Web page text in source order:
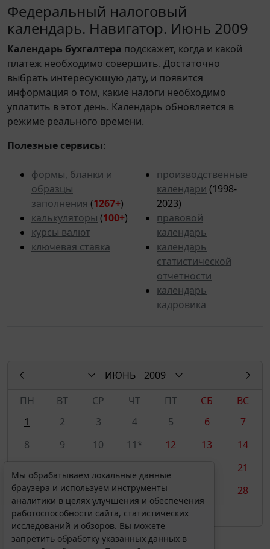
Федеральный налоговый
календарь. Навигатор. Июнь 2009
Календарь бухгалтера подскажет, когда и какой
платеж необходимо совершить. Достаточно
выбрать интересующую дату, и появится
информация о том, какие налоги необходимо
уплатить в этот день. Календарь обновляется в
режиме реального времени.
Полезные сервисы:
формы, бланки и
образцы
заполнения (1267+)
калькуляторы (100+)
курсы валют
ключевая ставка
производственные
календари (1998-
2023)
правовой
календарь
календарь
статистической
отчетности
календарь
кадровика
ИЮНЬ
2009
ПН
ВТ СР ЧТ ПТ СБ
ВС
1
2 3 4 5 6
7
8
9 10 11* 12 13
14
21
22
23 24 25 26
28
29
30
Мы обрабатываем локальные данные
браузера и используем инструменты
аналитики в целях улучшения и обеспечения
работоспособности сайта, статистических
исследований и обзоров. Вы можете
запретить обработку указанных данных в